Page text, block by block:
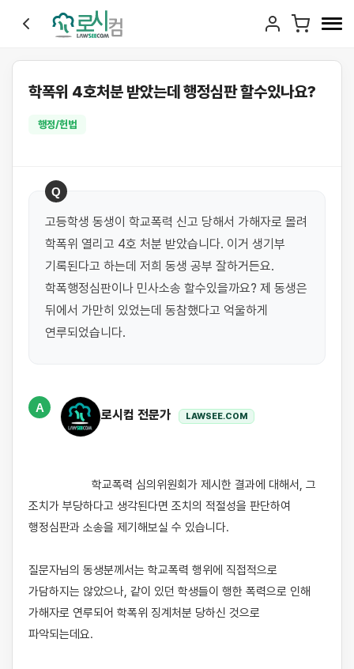
학폭위 4호처분 받았는데 행정심판 할수있나요?
행정/헌법
Q
고등학생 동생이 학교폭력 신고 당해서 가해자로 몰려
학폭위 열리고 4호 처분 받았습니다. 이거 생기부
기록된다고 하는데 저희 동생 공부 잘하거든요.
학폭행정심판이나 민사소송 할수있을까요? 제 동생은
뒤에서 가만히 있었는데 동참했다고 억울하게
A
로시컴 전문가 LAWSEE.COM
조치가 부당하다고 생각된다면 조치의 적절성을 판단하여
행정심판과 소송을 제기해보실 수 있습니다.
질문자님의 동생분께서는 학교폭력 행위에 직접적으로
가담하지는 않았으나, 같이 있던 학생들이 행한 폭력으로 인해
가해자로 연루되어 학폭위 징계처분 당하신 것으로
파악되는데요.